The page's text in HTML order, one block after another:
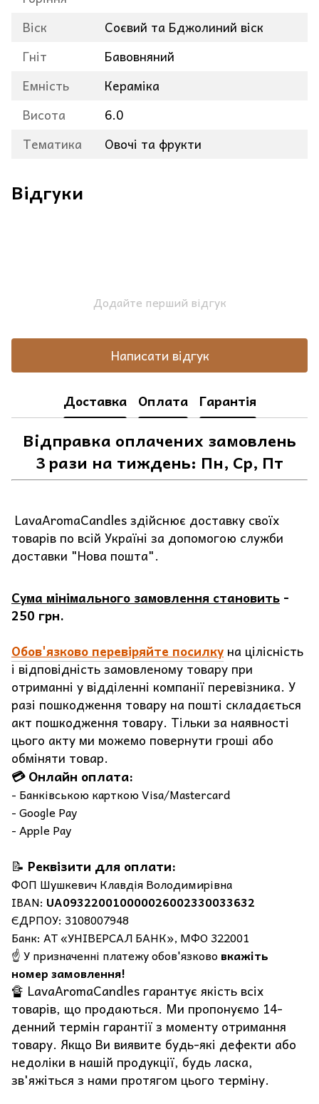
Віск
Соєвий та Бджолиний віск
Гніт
Бавовняний
Емність
Кераміка
Висота
6.0
Тематика
Овочі та фрукти
Відгуки
Додайте перший відгук
Написати відгук
Доставка Оплата Гарантія
Відправка оплачених замовлень
3 рази на тиждень: Пн, Ср, Пт
LavaAromaCandles здійснює доставку своїх
товарів по всій Україні за допомогою служби
доставки "Нова пошта".
Сума мінімального замовлення становить -
250 грн.
Обов'язково перевіряйте посилку на цілісність
і відповідність замовленому товару при
отриманні у відділенні компанії перевізника. У
разі пошкодження товару на пошті складається
акт пошкодження товару. Тільки за наявності
цього акту ми можемо повернути гроші або
обміняти товар.
💳 Онлайн оплата:
- Банківською карткою Visa/Mastercard
- Google Pay
- Apple Pay
📝 Реквізити для оплати:
ФОП Шушкевич Клавдія Володимирівна
IBAN: UA093220010000026002330033632
ЄДРПОУ: 3108007948
Банк: АТ «УНІВЕРСАЛ БАНК», МФО 322001
☝️ У призначенні платежу обов'язково вкажіть
номер замовлення!
🔏 LavaAromaCandles гарантує якість всіх
товарів, що продаються. Ми пропонуємо 14-
денний термін гарантії з моменту отримання
товару. Якщо Ви виявите будь-які дефекти або
недоліки в нашій продукції, будь ласка,
зв'яжіться з нами протягом цього терміну.